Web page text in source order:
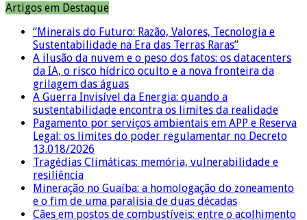
Artigos em Destaque
“Minerais do Futuro: Razão, Valores, Tecnologia e
Sustentabilidade na Era das Terras Raras”
A ilusão da nuvem e o peso dos fatos: os datacenters
da IA, o risco hídrico oculto e a nova fronteira da
grilagem das águas
A Guerra Invisível da Energia: quando a
sustentabilidade encontra os limites da realidade
Pagamento por serviços ambientais em APP e Reserva
Legal: os limites do poder regulamentar no Decreto
13.018/2026
Tragédias Climáticas: memória, vulnerabilidade e
resiliência
Mineração no Guaíba: a homologação do zoneamento
e o fim de uma paralisia de duas décadas
Cães em postos de combustíveis: entre o acolhimento